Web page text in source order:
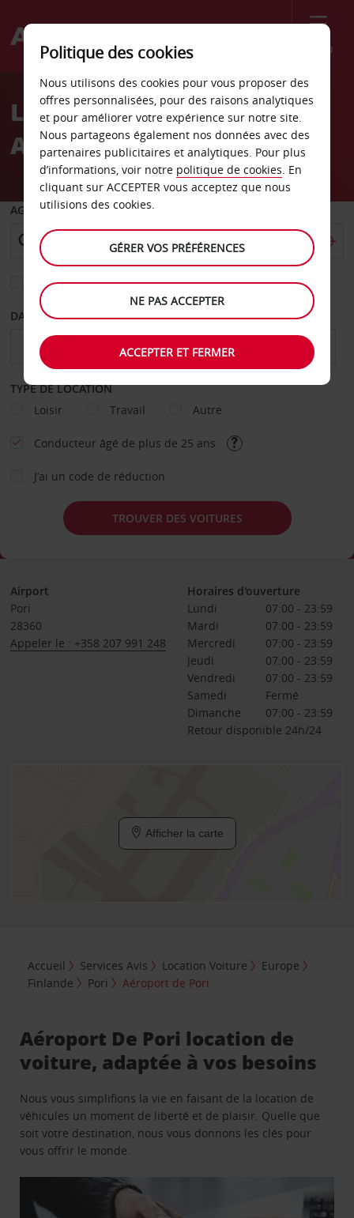
Menu
Welcome
AvisLocation de voiture
Aéroport de Pori
AGENCE DE DÉPART
Sélectionnez une autre agence de retour
DATE DE DÉPART DATE DE RETOUR
TYPE DE LOCATION
Loisir
Travail Autre
Conducteur âgé de plus de 25 ans
J’ai un code de réduction
TROUVER DES VOITURES
Airport
Pori
28360
Appeler le : +358 207 991 248
Horaires d'ouverture
Lundi
07:00 - 23:59
Mardi
07:00 - 23:59
Mercredi
07:00 - 23:59
Jeudi
07:00 - 23:59
Vendredi
07:00 - 23:59
Samedi
Fermé
Dimanche
07:00 - 23:59
Retour disponible 24h/24
Afficher la carte
Accueil Services Avis Location Voiture
Europe
Finlande
Pori Aéroport de Pori
Aéroport De Pori location de
voiture, adaptée à vos besoins
Nous vous simplifions la vie en faisant de la location de
véhicules un moment de liberté et de plaisir. Quelle que
soit votre destination, nous vous donnons les clés pour
vous offrir le monde.
Politique des cookies
Nous utilisons des cookies pour vous proposer des
offres personnalisées, pour des raisons analytiques
et pour améliorer votre expérience sur notre site.
Nous partageons également nos données avec des
partenaires publicitaires et analytiques. Pour plus
d’informations, voir notre politique de cookies. En
cliquant sur ACCEPTER vous acceptez que nous
utilisions des cookies.
GÉRER VOS PRÉFÉRENCES
NE PAS ACCEPTER
ACCEPTER ET FERMER